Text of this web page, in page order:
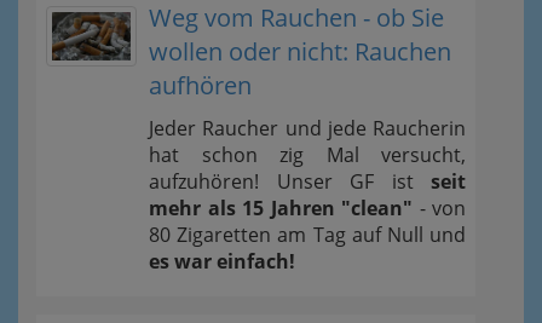
Weg vom Rauchen - ob Sie
wollen oder nicht: Rauchen
aufhören
Jeder Raucher und jede Raucherin
hat schon zig Mal versucht,
aufzuhören! Unser GF ist seit
mehr als 15 Jahren "clean" - von
80 Zigaretten am Tag auf Null und
es war einfach!